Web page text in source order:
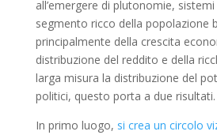
all’emergere di plutonomie,
segmento ricco della popolazione
principalmente della crescita
distribuzione del reddito e della
larga misura la distribuzione del
politici, questo porta a due risultati.
In primo luogo, si crea un circolo